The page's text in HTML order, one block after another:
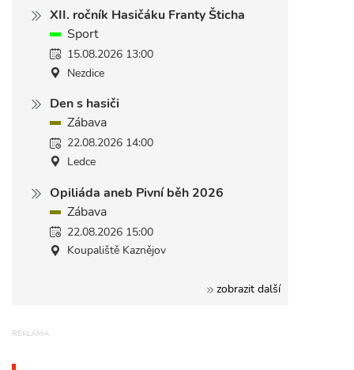
XII. ročník Hasičáku Franty Šticha
Sport
15.08.2026 13:00
Nezdice
Den s hasiči
Zábava
22.08.2026 14:00
Ledce
Opiliáda aneb Pivní běh 2026
Zábava
22.08.2026 15:00
Koupaliště Kaznějov
zobrazit další